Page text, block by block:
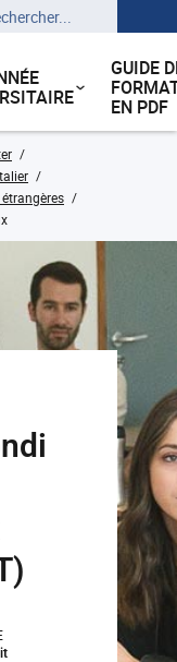
GUIDE
EN PDF